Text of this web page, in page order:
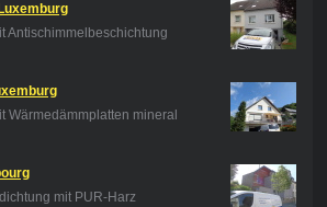
Antischimmelbeschichtung
Wärmedämmplatten mineral
mit PUR-Harz